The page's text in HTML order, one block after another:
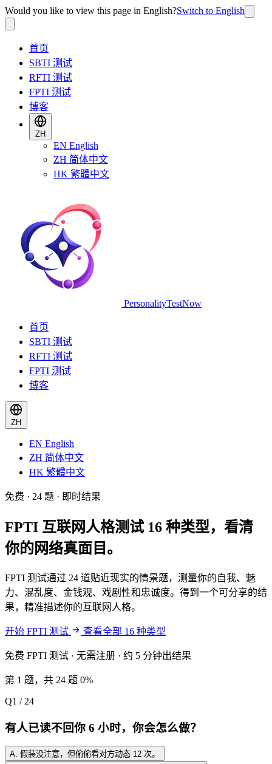
Would you like to view this page in English?Switch to English
首页
SBTI 测试
RFTI 测试
FPTI 测试
博客
ZH
EN English
ZH 简体中文
HK 繁體中文
PersonalityTestNow
首页
SBTI 测试
RFTI 测试
FPTI 测试
博客
ZH
EN English
ZH 简体中文
HK 繁體中文
免费 · 24 题 · 即时结果
FPTI 互联网人格测试 16 种类型，看清
你的网络真面目。
FPTI 测试通过 24 道贴近现实的情景题，测量你的自我、魅
力、混乱度、金钱观、戏剧性和忠诚度。得到一个可分享的结
果，精准描述你的互联网人格。
开始 FPTI 测试 查看全部 16 种类型
免费 FPTI 测试 · 无需注册 · 约 5 分钟出结果
第 1 题，共 24 题 0%
Q1 / 24
有人已读不回你 6 小时，你会怎么做？
A. 假装没注意，但偷偷看对方动态 12 次。